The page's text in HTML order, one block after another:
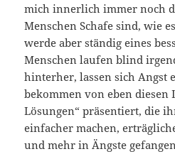
mich innerlich immer noch
Menschen Schafe sind, wie
werde aber ständig eines
Menschen laufen blind
hinterher, lassen sich Angst
bekommen von eben diesen
Lösungen“ präsentiert, die
einfacher machen,
und mehr in Ängste